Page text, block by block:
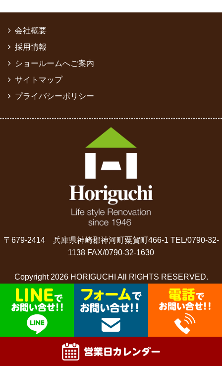
会社概要
採用情報
ショールームへご案内
サイトマップ
プライバシーポリシー
〒679-2414 兵庫県神崎郡神河町粟賀町466-1 TEL/0790-32-
1138 FAX/0790-32-1630
Copyright 2026 HORIGUCHI All RIGHTS RESERVED.